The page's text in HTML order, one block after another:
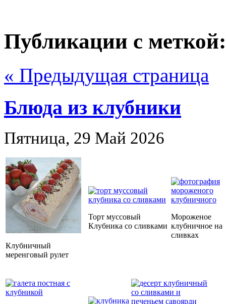
Публикации с
« Предыдущая страница
Блюда из клубники
Пятница, 29 Май 2026
Клубничный
меренговый рулет
Торт муссовый
Клубника со сливками
Мороженое
клубничное на
сливках